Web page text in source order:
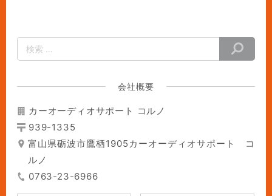
会社概要
カーオーディオサポート コルノ
939-1335
富山県砺波市鷹栖1905カーオーディオサポート コ
ルノ
0763-23-6966